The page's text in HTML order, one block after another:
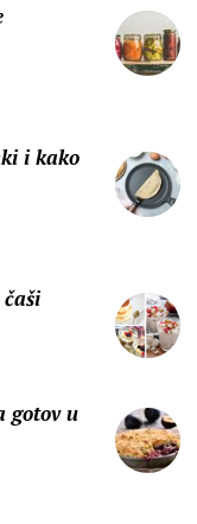
i kako
gotov u